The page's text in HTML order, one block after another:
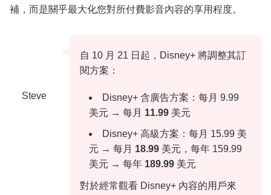
補，而是關乎最大化您對所付費影音內容的享用程度。
Steve
自 10 月 21 日起，Disney+ 將調整其訂
閱方案：
Disney+ 含廣告方案：每月 9.99
美元 → 每月 11.99 美元
Disney+ 高級方案：每月 15.99 美
元 → 每月 18.99 美元，每年 159.99
美元 → 每年 189.99 美元
對於經常觀看 Disney+ 內容的用戶來